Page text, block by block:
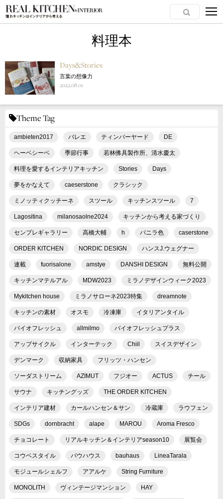
料理本
Days&Stories
言葉の想像力
2022.08.01
Theme Tag
ambieten2017 バレエ ティンバーヤード DE
ヘーベシーベ 季節行事 若林佛具製作所、清水慶太
料理を愛するインテリアキッチン Stories Days
夢をかなえて caeserstone クラシック
ミノッティクッチーネ スツール キッチンスツール 7
Lagositina milanosaolne2024 キッチンから考える家づくり
センプレギャラリー 高橋大輔 h バニラ色 caserstone
ORDER KITCHEN NORDIC DESIGN ハンスJ.ウェグナー
連載 fuorisalone amstye DANSHI DESIGN 無料公開
キッチンマテルアル MDW2023 ミラノデザインウィーク2023
Mykitchen house ミラノサローネ2023特集 dreamnote
キッチンの素材 オスモ 冷凍庫 イタリアンタイル
バイオフレッシュ allmilmo バイオフレッシュプラス
アップサイクル インターテック Chiil スイスデザイン
デンマーク 収納家具 フリッツ・ハンセン
ソーダストリーム AZIMUT フジオー ACTUS チール
サウナ キッチングッズ THE ORDER KITCHEN
インテリア建材 カールハンセン＆サン 冷蔵庫 ラウフェン
SDGs dornbracht alape MAROU Aroma Fresco
チョコレート リアルキッチン＆インテリアseason10 展覧会
コウベスタイル バウハウス bauhaus LineaTarala
モジュールシェルフ アアルケ String Furniture
MONOLITH ヴィンテージマンション HAY